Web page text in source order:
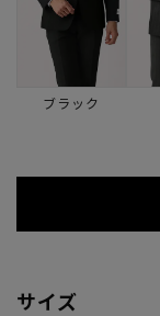
ブラック
サイズ